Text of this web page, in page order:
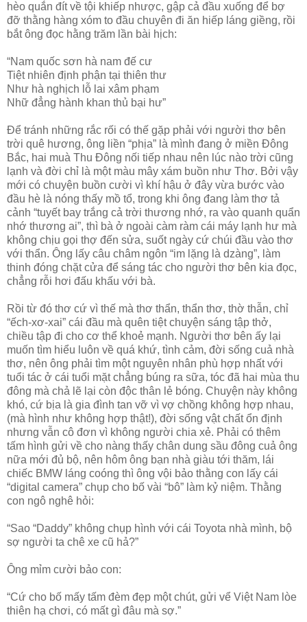
hèo quắn đít về tội khiếp nhược, gập cả đầu xuống để bợ
đỡ thằng hàng xóm to đầu chuyên đi ăn hiếp láng giềng, rồi
bắt ông đọc hằng trăm lần bài hịch:
“Nam quốc sơn hà nam đế cư
Tiệt nhiên định phận tại thiên thư
Như hà nghịch lỗ lai xâm phạm
Nhữ đẳng hành khan thủ bại hư”
Để tránh những rắc rối có thế gặp phải với người thơ bên
trời quê hương, ông liền “phịa” là mình đang ở miền Đông
Bắc, hai muà Thu Đông nối tiếp nhau nên lúc nào trời cũng
lạnh và đời chỉ là một màu mây xám buồn như Thơ. Bởi vậy
mới có chuyện buồn cười vì khí hậu ở đây vừa bước vào
đầu hè là nóng thấy mồ tổ, trong khi ông đang làm thơ tả
cảnh “tuyết bay trắng cả trời thương nhớ, ra vào quanh quẩn
nhớ thương ai”, thì bà ở ngoài càm ràm cái máy lạnh hư mà
không chịu gọi thợ đến sửa, suốt ngày cứ chúi đầu vào thơ
với thẩn. Ông lấy câu châm ngôn “im lặng là dzàng”, làm
thinh đóng chặt cửa để sáng tác cho người thơ bên kia đọc,
chẳng rỗi hơi đấu khấu với bà.
Rồi từ đó thơ cứ vì thế mà thơ thẩn, thẩn thơ, thờ thẫn, chỉ
“ếch-xơ-xai” cái đầu mà quên tiệt chuyện sáng tập thở,
chiều tập đi cho cơ thể khoẻ mạnh. Người thơ bên ấy lại
muốn tìm hiểu luôn về quá khứ, tình cảm, đời sống cuả nhà
thơ, nên ông phải tìm một nguyên nhân phù hợp nhất với
tuổi tác ở cái tuổi mặt chẳng búng ra sữa, tóc đã hai mùa thu
đông mà chả lẽ lại còn độc thân lẻ bóng. Chuyện này không
khó, cứ bịa là gia đình tan vỡ vì vợ chồng không hợp nhau,
(mà hình như không hợp thật!), đời sống vật chất ổn định
nhưng vẫn cô đơn vì không người chia xẻ. Phải có thêm
tấm hình gửi về cho nàng thấy chân dung sầu đông cuả ông
nữa mới đủ bộ, nên hôm ông bạn nhà giàu tới thăm, lái
chiếc BMW láng coóng thì ông vội bảo thằng con lấy cái
“digital camera” chụp cho bố vài “bô” làm kỷ niệm. Thằng
con ngô nghê hỏi:
“Sao “Daddy” không chụp hình với cái Toyota nhà mình, bộ
sợ người ta chê xe cũ hả?”
Ông mỉm cười bảo con:
“Cứ cho bố mấy tấm đèm đẹp một chút, gửi vể Việt Nam lòe
thiên hạ chơi, có mất gì đâu mà sợ.”